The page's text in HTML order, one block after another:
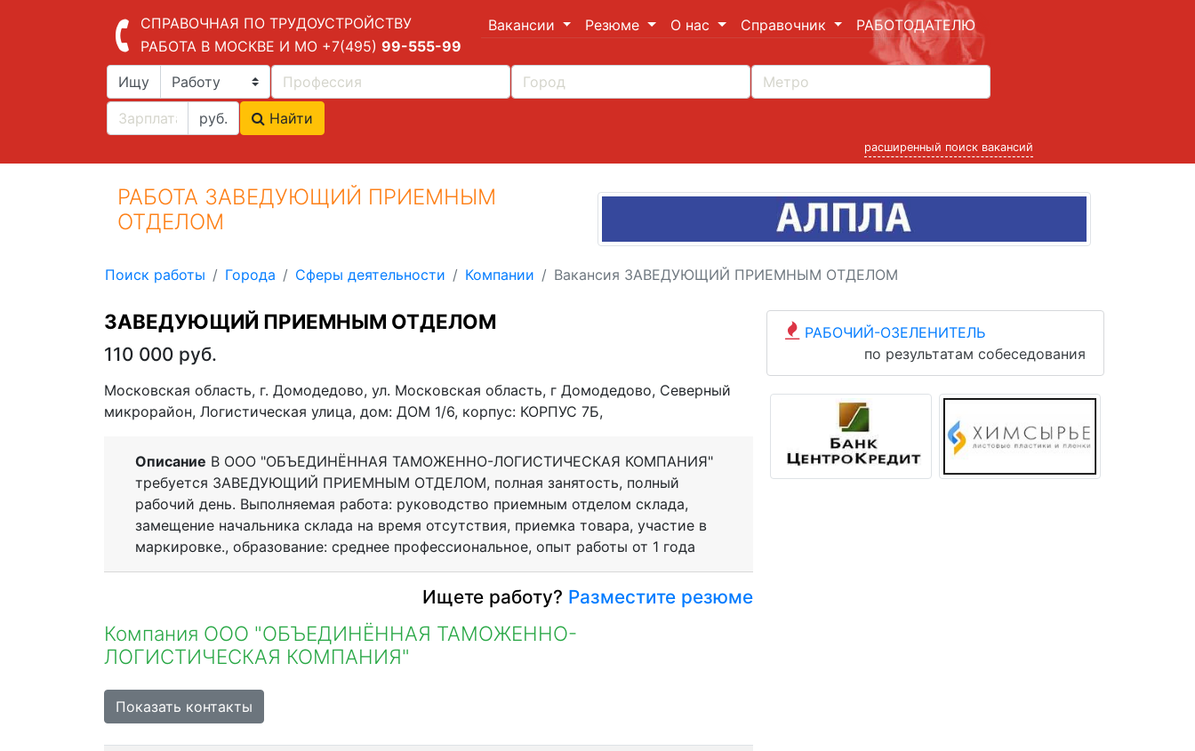
СПРАВОЧНАЯ ПО ТРУДОУСТРОЙСТВУ
РАБОТА В МОСКВЕ И МО +7(495) 99-555-99
Вакансии Резюме О нас Справочник РАБОТОДАТЕЛЮ
Ищу
руб. Найти
расширенный поиск вакансий
РАБОТА ЗАВЕДУЮЩИЙ ПРИЕМНЫМ
ОТДЕЛОМ
Поиск работы Города Сферы деятельности Компании Вакансия ЗАВЕДУЮЩИЙ ПРИЕМНЫМ ОТДЕЛОМ
ЗАВЕДУЮЩИЙ ПРИЕМНЫМ ОТДЕЛОМ
110 000 руб.
Московская область, г. Домодедово, ул. Московская область, г Домодедово, Северный
микрорайон, Логистическая улица, дом: ДОМ 1/6, корпус: КОРПУС 7Б,
Описание В ООО "ОБЪЕДИНЁННАЯ ТАМОЖЕННО-ЛОГИСТИЧЕСКАЯ КОМПАНИЯ"
требуется ЗАВЕДУЮЩИЙ ПРИЕМНЫМ ОТДЕЛОМ, полная занятость, полный
рабочий день. Выполняемая работа: руководство приемным отделом склада,
замещение начальника склада на время отсутствия, приемка товара, участие в
маркировке., образование: среднее профессиональное, опыт работы от 1 года
Ищете работу? Разместите резюме
Компания ООО "ОБЪЕДИНЁННАЯ ТАМОЖЕННО-
ЛОГИСТИЧЕСКАЯ КОМПАНИЯ"
Показать контакты
РАБОЧИЙ-ОЗЕЛЕНИТЕЛЬ
по результатам собеседования